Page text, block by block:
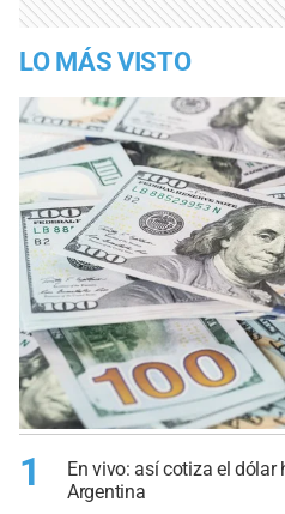
LO MÁS VISTO
1
En vivo: así cotiza el dólar
Argentina